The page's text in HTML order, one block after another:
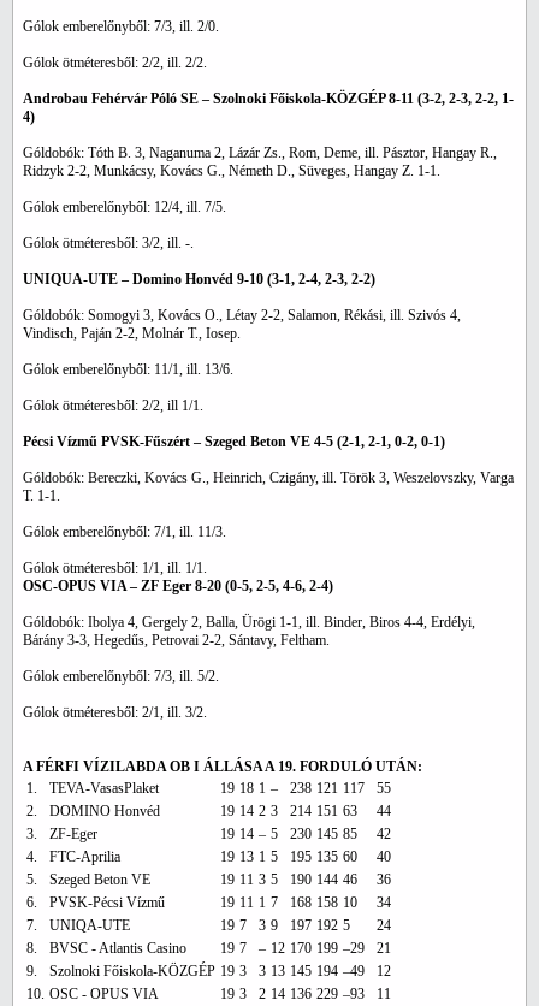
Gólok emberelőnyből: 7/3, ill. 2/0.
Gólok ötméteresből: 2/2, ill. 2/2.
Androbau Fehérvár Póló SE – Szolnoki Főiskola-KÖZGÉP 8-11 (3-2, 2-3, 2-2, 1-
4)
Góldobók: Tóth B. 3, Naganuma 2, Lázár Zs., Rom, Deme, ill. Pásztor, Hangay R.,
Ridzyk 2-2, Munkácsy, Kovács G., Németh D., Süveges, Hangay Z. 1-1.
Gólok emberelőnyből: 12/4, ill. 7/5.
Gólok ötméteresből: 3/2, ill. -.
UNIQUA-UTE – Domino Honvéd 9-10 (3-1, 2-4, 2-3, 2-2)
Góldobók: Somogyi 3, Kovács O., Létay 2-2, Salamon, Rékási, ill. Szivós 4,
Vindisch, Paján 2-2, Molnár T., Iosep.
Gólok emberelőnyből: 11/1, ill. 13/6.
Gólok ötméteresből: 2/2, ill 1/1.
Pécsi Vízmű PVSK-Fűszért – Szeged Beton VE 4-5 (2-1, 2-1, 0-2, 0-1)
Góldobók: Bereczki, Kovács G., Heinrich, Czigány, ill. Török 3, Weszelovszky, Varga
T. 1-1.
Gólok emberelőnyből: 7/1, ill. 11/3.
Gólok ötméteresből: 1/1, ill. 1/1.
OSC-OPUS VIA – ZF Eger 8-20 (0-5, 2-5, 4-6, 2-4)
Góldobók: Ibolya 4, Gergely 2, Balla, Ürögi 1-1, ill. Binder, Biros 4-4, Erdélyi,
Bárány 3-3, Hegedűs, Petrovai 2-2, Sántavy, Feltham.
Gólok emberelőnyből: 7/3, ill. 5/2.
Gólok ötméteresből: 2/1, ill. 3/2.
A FÉRFI VÍZILABDA OB I ÁLLÁSA A 19. FORDULÓ UTÁN:
1.
TEVA-VasasPlaket 19 18 1 – 238 121 117
55
2.
DOMINO Honvéd 19 14 2 3 214 151 63
44
3.
ZF-Eger 19 14 – 5 230 145 85
42
4.
FTC-Aprilia 19 13 1 5 195 135 60
40
5.
Szeged Beton VE 19 11 3 5 190 144 46
36
6.
PVSK-Pécsi Vízmű 19 11 1 7 168 158 10
34
7.
UNIQA-UTE 19 7 3 9 197 192 5
24
8.
BVSC - Atlantis Casino 19 7 – 12 170 199 –29
21
9.
Szolnoki Főiskola-KÖZGÉP 19 3 3 13 145 194 –49
12
10. OSC - OPUS VIA 19 3 2 14 136 229 –93 11